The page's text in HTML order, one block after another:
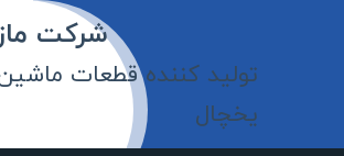
پلاست
شرکت مازند
تولید کننده قطعات
یخچال